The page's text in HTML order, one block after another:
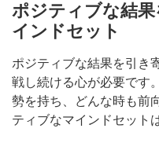
ポジティブな結
インドセット
ポジティブな結果を引き
戦し続ける心が必要です
勢を持ち、どんな時も前
ティブなマインドセット